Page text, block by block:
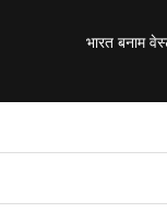
भारत बनाम